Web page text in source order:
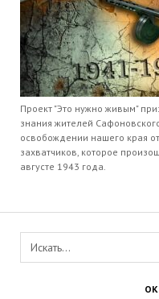
Проект "Это нужно живым"
знания жителей
освобождении нашего края
захватчиков, которое
августе 1943 года.